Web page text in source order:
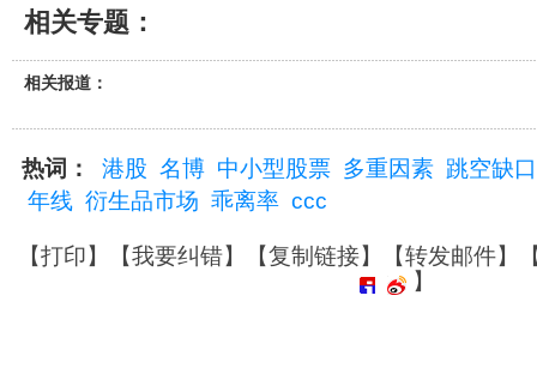
相关专题：
相关报道：
热词： 港股 名博 中小型股票 多重因素 跳空缺口
年线 衍生品市场 乖离率 ccc
【打印】【我要纠错】【复制链接】【转发邮件】
】